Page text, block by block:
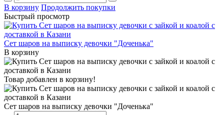
В корзину Продолжить покупки
Быстрый просмотр
Сет шаров на выписку девочки "Доченька"
В корзину
Товар добавлен в корзину!
Сет шаров на выписку девочки "Доченька"